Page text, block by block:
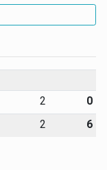
2
0
2 6